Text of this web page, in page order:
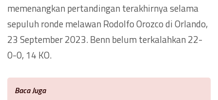
memenangkan pertandingan terakhirnya selama
sepuluh ronde melawan Rodolfo Orozco di Orlando,
23 September 2023. Benn belum terkalahkan 22-
0-0, 14 KO.
Baca Juga